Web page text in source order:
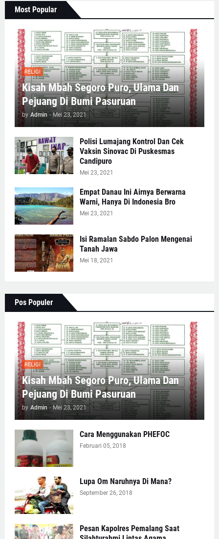
Most Popular
RELIGI
Kisah Mbah Segoro Puro, Ulama Dan
Pejuang Di Bumi Pasuruan
by Admin - Mei 23, 2021
Polisi Lumajang Kontrol Dan Cek
Vaksin Sinovac Di Puskesmas
Candipuro
Mei 23, 2021
Empat Danau Ini Airnya Berwarna
Warni, Hanya Di Indonesia Bro
Mei 23, 2021
Isi Ramalan Sabdo Palon Mengenai
Tanah Jawa
Mei 18, 2021
Pos Populer
RELIGI
Kisah Mbah Segoro Puro, Ulama Dan
Pejuang Di Bumi Pasuruan
by Admin - Mei 23, 2021
Cara Menggunakan PHEFOC
Februari 05, 2018
Lupa Om Naruhnya Di Mana?
September 26, 2018
Pesan Kapolres Pemalang Saat